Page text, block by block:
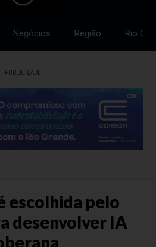
Negócios Região Rio
PUBLICIDADE
escolhida pelo
desenvolver IA